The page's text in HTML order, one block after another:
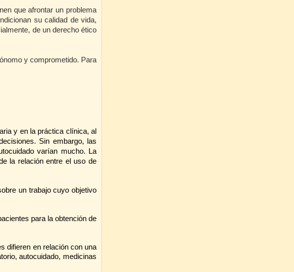
que afrontar un problema
su calidad de vida,
de un derecho ético
y comprometido. Para
y en la práctica clínica, al
Sin embargo, las
varían mucho. La
la relación entre el uso de
un trabajo cuyo objetivo
para la obtención de
difieren en relación con una
autocuidado, medicinas